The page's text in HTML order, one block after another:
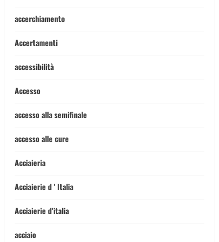
accerchiamento
Accertamenti
accessibilità
Accesso
accesso alla semifinale
accesso alle cure
Acciaieria
Acciaierie d ' Italia
Acciaierie d'italia
acciaio